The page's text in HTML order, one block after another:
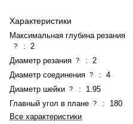
Характеристики
Максимальная глубина резания
? :
2
Диаметр резания ? :
2
Диаметр соединения ? : 4
Диаметр шейки ? :
1.95
Главный угол в плане ? :
180
Все характеристики